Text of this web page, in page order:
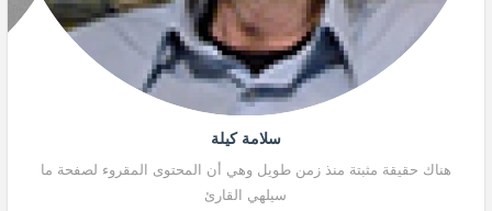
سلامة كيلة
هناك حقيقة مثبتة منذ زمن طويل وهي أن المحتوى المقروء لصفحة ما
سيلهي القارئ